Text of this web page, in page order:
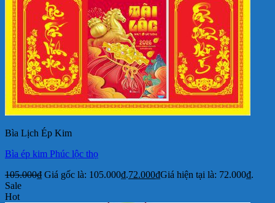
Bìa Lịch Ép Kim
Bìa ép kim Phúc lộc thọ
105.000₫ Giá gốc là: 105.000₫.72.000₫Giá hiện tại là: 72.000₫.
Sale
Hot